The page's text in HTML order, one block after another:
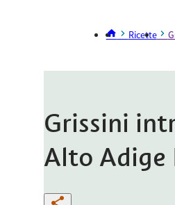
Ricette
Grissini
Alto Adige